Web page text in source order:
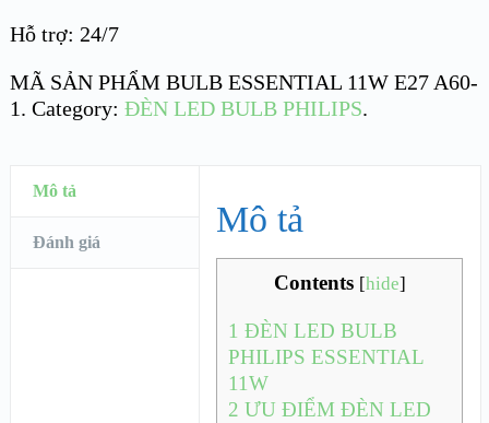
Hỗ trợ: 24/7
MÃ SẢN PHẨM BULB ESSENTIAL 11W E27 A60-
1. Category: ĐÈN LED BULB PHILIPS.
Mô tả
Đánh giá
Mô tả
Contents [hide]
1 ĐÈN LED BULB
PHILIPS ESSENTIAL
11W
2 ƯU ĐIỂM ĐÈN LED